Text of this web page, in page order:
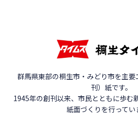
群馬県東部の桐生市・みどり市を主
刊）紙です。
1945年の創刊以来、市民とともに歩む
紙面づくりを行ってい